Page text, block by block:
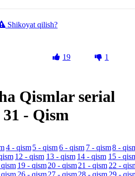
Shikoyat qilish?
19 1
Qismlar serial
- Qism
4 - qism5 - qism6 - qism 7 - qism8 -
12 - qism 13 - qism 14 - qism 15 -
19 - qism 20 - qism21 - qism 22 -
26 - qism 27 - qism28 - qism 29 -